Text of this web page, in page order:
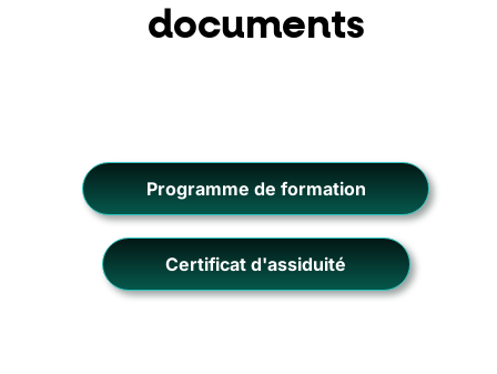
documents
Programme de formation
Certificat d'assiduité